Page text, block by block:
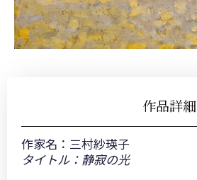
作品詳細
作家名： 三村紗瑛子
タイトル：静寂の光